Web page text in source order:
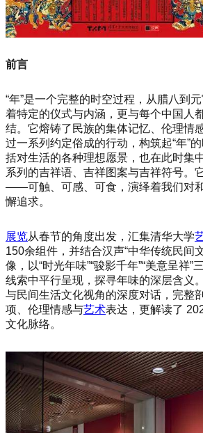
前言
“年”是一个完整的时空过程，从腊八到
着特定的仪式与内涵，更与每个中国人
结。它熔铸了民族的集体记忆、伦理情
过一系列约定俗成的行动，构筑起“年”
括对生活的各种理想愿景，也在此时集
系列的吉祥语、吉祥图案与吉祥符号。
——可触、可感、可食，演绎着我们对
懈追求。
展览从春节的角度出发，汇集清华大学
150余组件，并结合汉声“中华传统民间
像，以“时光年味”“骏影千年”“美意呈祥”
线索中平行呈现，探寻年味的深层含义。
与民间生活文化视角的深度对话，完整
项、伦理情感与艺术表达，更解读了
文化脉络。